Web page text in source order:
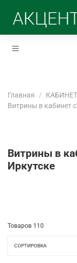
Главная
Витрины в кабинет
Витрины в
Иркутске
Товаров 110
СОРТИРОВКА